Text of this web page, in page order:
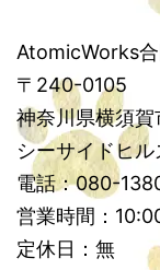
AtomicWorks
〒240-0105
神奈川県横須賀
シーサイドヒ
電話：080-
営業時間：
定休日：無